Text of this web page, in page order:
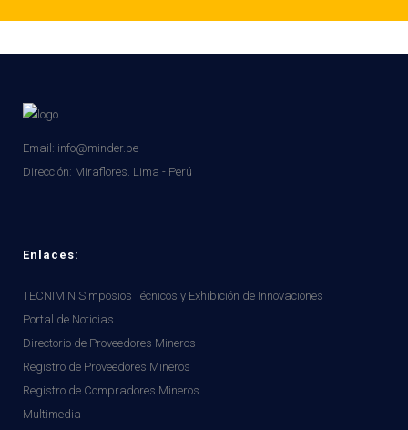
Email: info@minder.pe
Dirección: Miraflores. Lima - Perú
Enlaces:
TECNIMIN Simposios Técnicos y Exhibición de Innovaciones
Portal de Noticias
Directorio de Proveedores Mineros
Registro de Proveedores Mineros
Registro de Compradores Mineros
Multimedia